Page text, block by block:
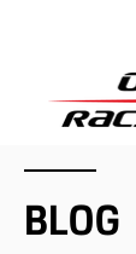
BLOG